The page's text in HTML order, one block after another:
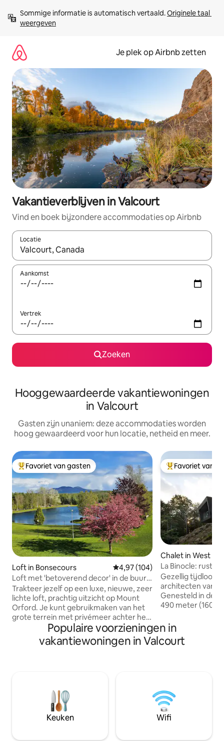
direct
naar
Sommige informatie is automatisch vertaald. Originele taal
weergeven
Je plek op Airbnb zetten
Vakantieverblijven in Valcourt
Vind en boek bijzondere accommodaties op Airbnb
Locatie
Wanneer er resultaten beschikbaar zijn, maak je een keuze
Aankomst
Vertrek
Zoeken
Hooggewaardeerde vakantiewoningen
in Valcourt
Gasten zijn unaniem: deze accommodaties worden
hoog gewaardeerd voor hun locatie, netheid en meer.
Topfavoriet van gasten
Favoriet van gasten
Loft in Bonsecours Gemiddelde beoordeling van
4,97 (104)
Loft met 'betoverend decor' in de buurt
van Mont-Orford!
Trakteer jezelf op een luxe, nieuwe, zeer
lichte loft, prachtig uitzicht op Mount
Orford. Je kunt gebruikmaken van het
grote terrein met privémeer achter het
keuken is compleet, de badkamer is
voorzien van een open douche en de
zakelijke reizigers
Topfavoriet van
Favoriet van
Chalet in West
La Binocle: rustig
Gezellig tijdloos
architecten van
Genesteld in de
490 meter (1600
originaliteit en
zijn omgeving. Omgeven door bos,
biedt het huisje
rust te komen. Foto: Adrien Williams /
S.A. CITQ
Populaire voorzieningen in
vakantiewoningen in Valcourt
Keuken Wifi